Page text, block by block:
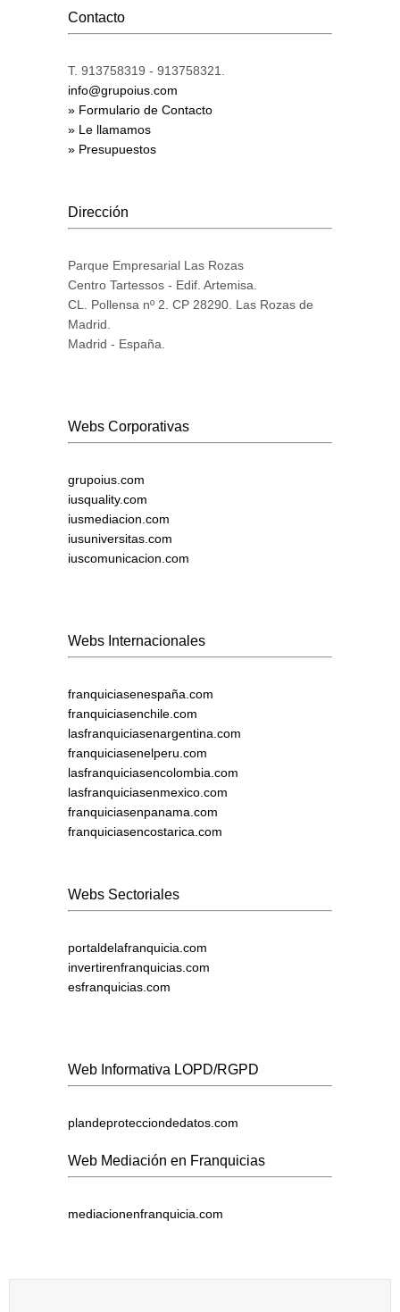
Contacto
T. 913758319 - 913758321.
info@grupoius.com
» Formulario de Contacto
» Le llamamos
» Presupuestos
Dirección
Parque Empresarial Las Rozas
Centro Tartessos - Edif. Artemisa.
CL. Pollensa nº 2. CP 28290. Las Rozas de
Madrid.
Madrid - España.
Webs Corporativas
grupoius.com
iusquality.com
iusmediacion.com
iusuniversitas.com
iuscomunicacion.com
Webs Internacionales
franquiciasenespaña.com
franquiciasenchile.com
lasfranquiciasenargentina.com
franquiciasenelperu.com
lasfranquiciasencolombia.com
lasfranquiciasenmexico.com
franquiciasenpanama.com
franquiciasencostarica.com
Webs Sectoriales
portaldelafranquicia.com
invertirenfranquicias.com
esfranquicias.com
Web Informativa LOPD/RGPD
plandeprotecciondedatos.com
Web Mediación en Franquicias
mediacionenfranquicia.com